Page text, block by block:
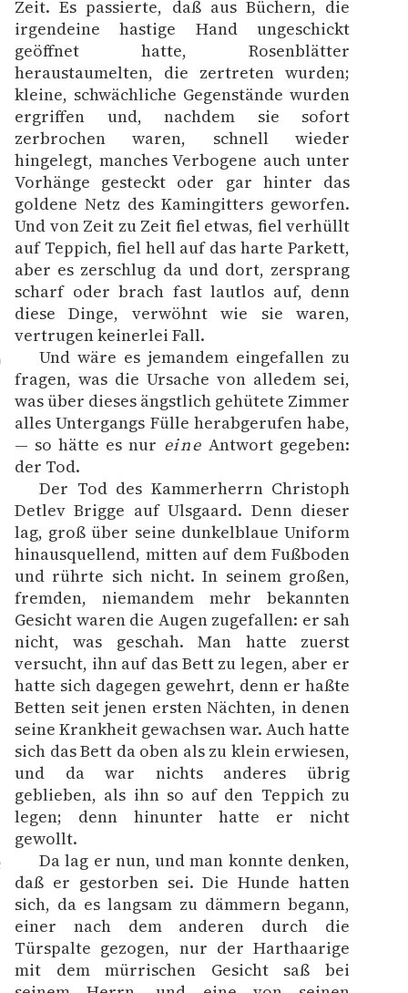
Zeit. Es passierte, daß aus Büchern, die
irgendeine hastige Hand ungeschickt
geöffnet hatte, Rosenblätter
heraustaumelten, die zertreten wurden;
kleine, schwächliche Gegenstände wurden
ergriffen und, nachdem sie sofort
zerbrochen waren, schnell wieder
hingelegt, manches Verbogene auch unter
Vorhänge gesteckt oder gar hinter das
goldene Netz des Kamingitters geworfen.
Und von Zeit zu Zeit fiel etwas, fiel verhüllt
auf Teppich, fiel hell auf das harte Parkett,
aber es zerschlug da und dort, zersprang
scharf oder brach fast lautlos auf, denn
diese Dinge, verwöhnt wie sie waren,
vertrugen keinerlei Fall.
Und wäre es jemandem eingefallen zu
fragen, was die Ursache von alledem sei,
was über dieses ängstlich gehütete Zimmer
alles Untergangs Fülle herabgerufen habe,
— so hätte es nur eine Antwort gegeben:
der Tod.
Der Tod des Kammerherrn Christoph
Detlev Brigge auf Ulsgaard. Denn dieser
lag, groß über seine dunkelblaue Uniform
hinausquellend, mitten auf dem Fußboden
und rührte sich nicht. In seinem großen,
fremden, niemandem mehr bekannten
Gesicht waren die Augen zugefallen: er sah
nicht, was geschah. Man hatte zuerst
versucht, ihn auf das Bett zu legen, aber er
hatte sich dagegen gewehrt, denn er haßte
Betten seit jenen ersten Nächten, in denen
seine Krankheit gewachsen war. Auch hatte
sich das Bett da oben als zu klein erwiesen,
und da war nichts anderes übrig
geblieben, als ihn so auf den Teppich zu
legen; denn hinunter hatte er nicht
gewollt.
Da lag er nun, und man konnte denken,
daß er gestorben sei. Die Hunde hatten
sich, da es langsam zu dämmern begann,
einer nach dem anderen durch die
Türspalte gezogen, nur der Harthaarige
mit dem mürrischen Gesicht saß bei